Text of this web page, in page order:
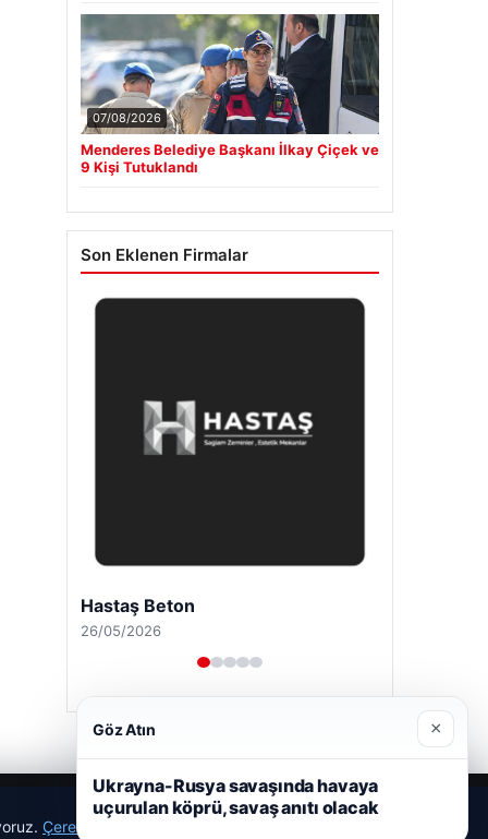
07/08/2026
Menderes Belediye Başkanı İlkay Çiçek ve
9 Kişi Tutuklandı
Son Eklenen Firmalar
Hastaş Beton
26/05/2026
Çerez Politikamız
Göz Atın ×
Ukrayna-Rusya savaşında havaya
uçurulan köprü, savaş anıtı olacak